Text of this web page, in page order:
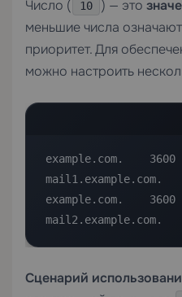
Число ( 10 ) — это
меньшие числа
приоритет. Для
можно настроить
example.com.
mail1.example.com.
example.com.
mail2.example.com.
Сценарий